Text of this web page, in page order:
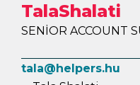
TalaShalati
SENIOR ACCOUNT
tala@helpers.hu